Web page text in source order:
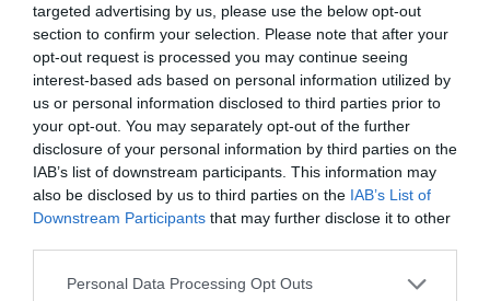
targeted advertising by us, please use the below opt-out
section to confirm your selection. Please note that after your
opt-out request is processed you may continue seeing
interest-based ads based on personal information utilized by
us or personal information disclosed to third parties prior to
your opt-out. You may separately opt-out of the further
disclosure of your personal information by third parties on the
IAB’s list of downstream participants. This information may
also be disclosed by us to third parties on the IAB’s List of
Downstream Participants that may further disclose it to other
Please note that this website/app uses one or more Google
Personal Data Processing Opt Outs
Την απόλυτη φρίκη ζούσε η κοπέλα
11.07.2021 - 17:20